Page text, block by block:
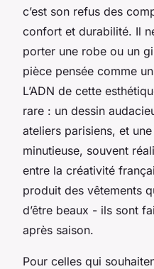
c’est son refus des
confort et durabilité. Il
porter une robe ou un
pièce pensée comme
L’ADN de cette
rare : un dessin
ateliers parisiens, et
minutieuse, souvent
entre la créativité
produit des vêtements
d’être beaux - ils sont
après saison.
Pour celles qui